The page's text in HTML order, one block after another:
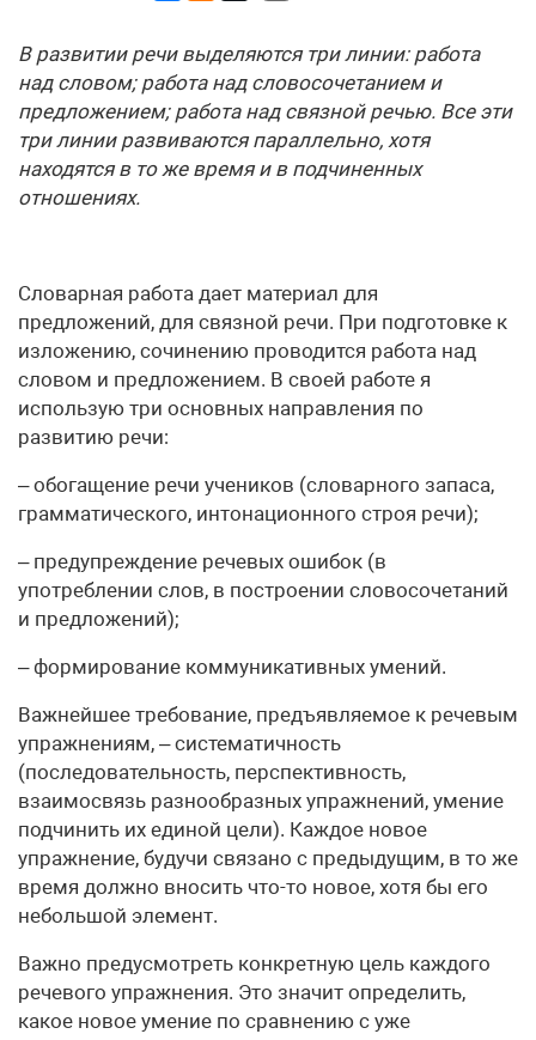
В развитии речи выделяются три линии: работа
над словом; работа над словосочетанием и
предложением; работа над связной речью. Все эти
три линии развиваются параллельно, хотя
находятся в то же время и в подчиненных
отношениях.
Словарная работа дает материал для
предложений, для связной речи. При подготовке к
изложению, сочинению проводится работа над
словом и предложением. В своей работе я
использую три основных направления по
развитию речи:
– обогащение речи учеников (словарного запаса,
грамматического, интонационного строя речи);
– предупреждение речевых ошибок (в
употреблении слов, в построении словосочетаний
и предложений);
– формирование коммуникативных умений.
Важнейшее требование, предъявляемое к речевым
упражнениям, – систематичность
(последовательность, перспективность,
взаимосвязь разнообразных упражнений, умение
подчинить их единой цели). Каждое новое
упражнение, будучи связано с предыдущим, в то же
время должно вносить что-то новое, хотя бы его
небольшой элемент.
Важно предусмотреть конкретную цель каждого
речевого упражнения. Это значит определить,
какое новое умение по сравнению с уже